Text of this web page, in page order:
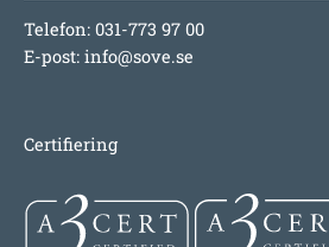
Telefon: 031-773 97 00
E-post: info@sove.se
Certifiering